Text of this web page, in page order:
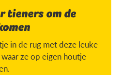
tieners om de
in de rug met deze leuke
ze op eigen houtje